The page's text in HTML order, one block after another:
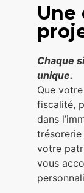
Une
Chaque
unique.
Que
fiscalité,
dans
votre
vous